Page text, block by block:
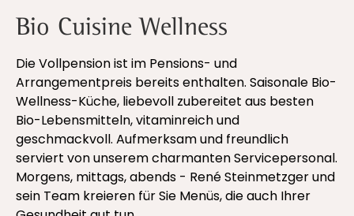
Bio Cuisine Wellness
Die Vollpension ist im Pensions- und
Arrangementpreis bereits enthalten. Saisonale Bio-
Wellness-Küche, liebevoll zubereitet aus besten
Bio-Lebensmitteln, vitaminreich und
geschmackvoll. Aufmerksam und freundlich
serviert von unserem charmanten Servicepersonal.
Morgens, mittags, abends - René Steinmetzger und
sein Team kreieren für Sie Menüs, die auch Ihrer